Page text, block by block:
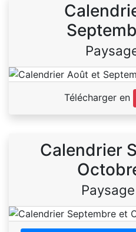
Télécharger en
Calendrier